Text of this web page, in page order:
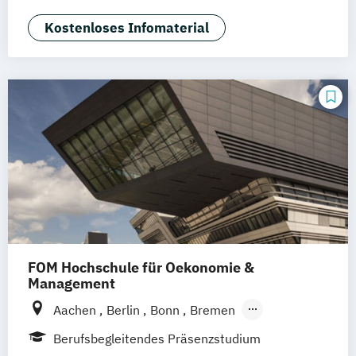
Augsburg Bielefeld Braunschweig
Dresden Duisburg Karlsruhe
Mainz Münster Stuttgart
deutschlandweit Bonn
Kostenloses Infomaterial
FOM Hochschule für Oekonomie &
Management
Aachen Berlin Bonn
Bremen
Dortmund Duisburg Düsseldorf
Berufsbegleitendes Präsenzstudium